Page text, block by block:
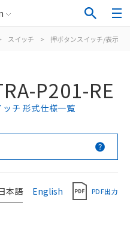
スイッチ > 押ボタンスイッチ/表示灯
P201-RE
チ 形式仕様一覧
本語 English PDF出力